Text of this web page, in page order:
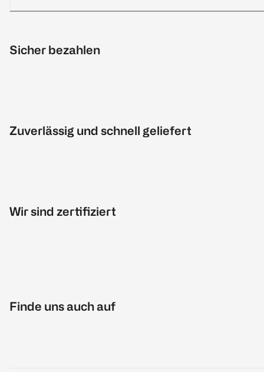
Sicher bezahlen
Zuverlässig und schnell geliefert
Wir sind zertifiziert
Finde uns auch auf